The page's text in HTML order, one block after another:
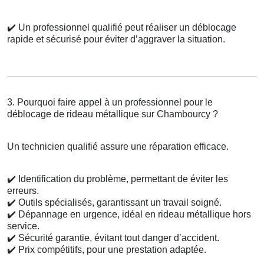
✔️ Un professionnel qualifié peut réaliser un déblocage
rapide et sécurisé pour éviter d’aggraver la situation.
3. Pourquoi faire appel à un professionnel pour le
déblocage de rideau métallique sur Chambourcy ?
Un technicien qualifié assure une réparation efficace.
✔️ Identification du problème, permettant de éviter les
erreurs.
✔️ Outils spécialisés, garantissant un travail soigné.
✔️ Dépannage en urgence, idéal en rideau métallique hors
service.
✔️ Sécurité garantie, évitant tout danger d’accident.
✔️ Prix compétitifs, pour une prestation adaptée.